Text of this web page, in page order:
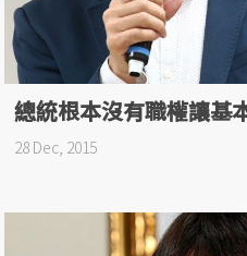
總統根本沒有職權讓基
28 Dec, 2015